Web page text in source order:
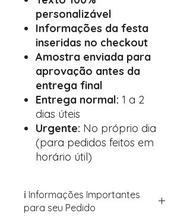
personalizável
Informações da festa
inseridas no checkout
Amostra enviada para
aprovação antes da
entrega final
Entrega normal: 1 a 2
dias úteis
Urgente: No próprio dia
(para pedidos feitos em
horário útil)
ℹ️ Informações Importantes
para seu Pedido